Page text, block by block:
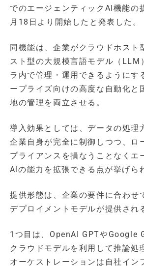
でのエージェンティックAI機能の
月18日より開始したと発表した。
同機能は、企業がクラウドホスト
スト型の大規模言語モデル（LLM
ラ内で管理・運用できるようにす
ープライズ向けの高度な自動化と
地の管理を両立させる。
導入効果としては、データの処理
企業自身が完全に制御しつつ、ロ
プライアンスを損なうことなくエ
AIの能力を拡張できる点が挙げら
提供形態は、企業の要件に合わせ
デプロイメントモデルが提供され
1つ目は、OpenAI GPTやGoogle
クラウドモデルを利用して推論処
オーケストレーションは自社イン